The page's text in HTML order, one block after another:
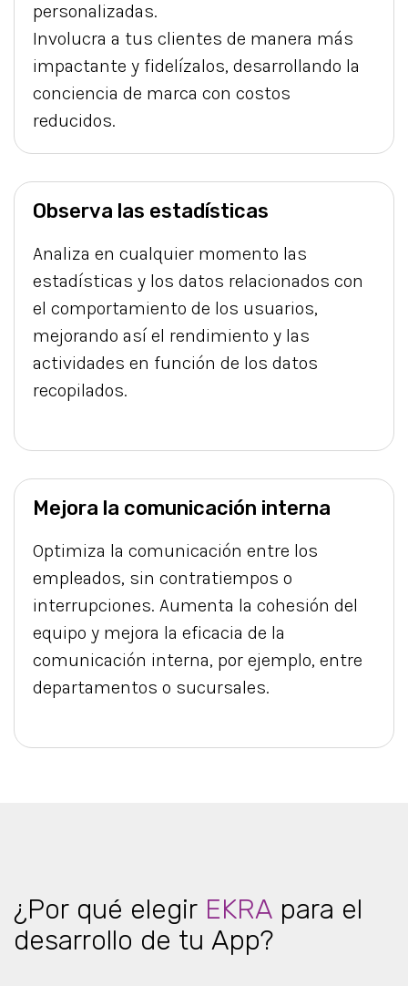
personalizadas.
Involucra a tus clientes de manera más
impactante y fidelízalos, desarrollando la
conciencia de marca con costos
reducidos.
Observa las estadísticas
Analiza en cualquier momento las
estadísticas y los datos relacionados con
el comportamiento de los usuarios,
mejorando así el rendimiento y las
actividades en función de los datos
recopilados.
Mejora la comunicación interna
Optimiza la comunicación entre los
empleados, sin contratiempos o
interrupciones. Aumenta la cohesión del
equipo y mejora la eficacia de la
comunicación interna, por ejemplo, entre
departamentos o sucursales.
¿Por qué elegir EKRA para el
desarrollo de tu App?